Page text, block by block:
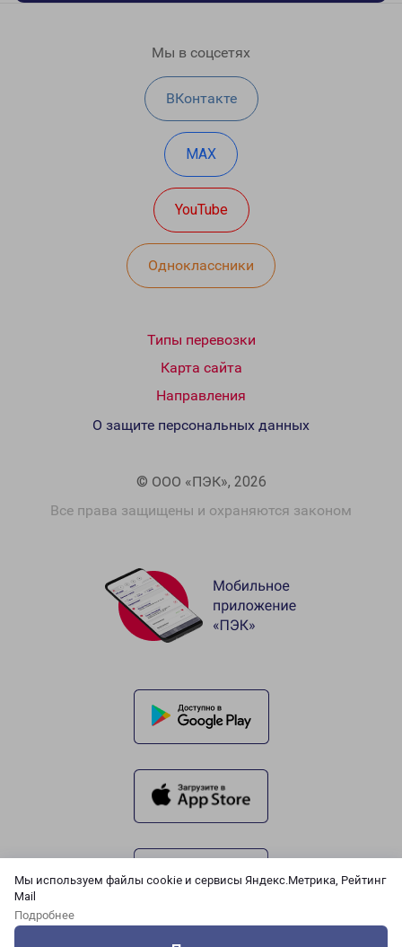
Мы используем файлы cookie и сервисы Яндекс.Метрика, Рейтинг
Mail
Подробнее
Мы в соцсетях
ВКонтакте
MAX
YouTube
Одноклассники
Типы перевозки
Карта сайта
Направления
© ООО «ПЭК», 2026
Все права защищены и охраняются законом
О защите персональных данных